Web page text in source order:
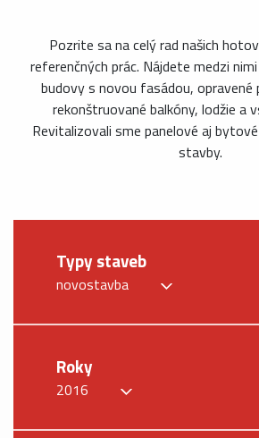
Pozrite sa na celý rad našich
referenčných prác. Nájdete medzi
budovy s novou fasádou, opravené
rekonštruované balkóny, lodžie a
Revitalizovali sme panelové aj
stavby.
Typy staveb
novostavba
Roky
2016